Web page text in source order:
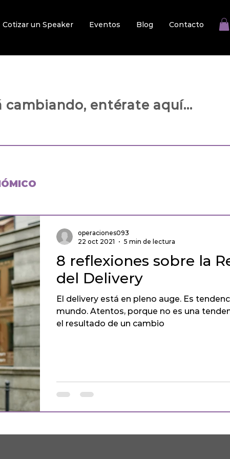
Cotizar un Speaker Eventos Blog Contacto
cambiando, entérate aquí...
8 reflexiones sobre la
del Delivery
El delivery está en pleno auge. Es
mundo. Atentos, porque no es una tendencia artificial sino
el resultado de un cambio
operaciones093
22 oct 2021
5 min de lectura